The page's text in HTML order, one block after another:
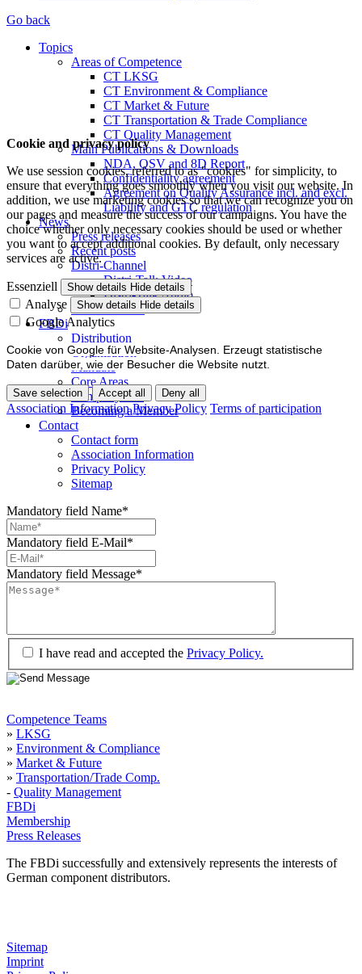
Go back
Topics
Areas of Competence
CT LKSG
CT Environment & Compliance
CT Market & Future
CT Transportation & Trade Compliance
CT Quality Management
Main Publications & Downloads
NDA, QSV and 8D Report
Confidentiality agreement
Agreement on Quality Assurance incl. and excl.
Liability and GTC regulation
News
Press releases
Recent posts
Distri-Channel
Distri-Talk Video
Distri-Talk Audio
Events / Dates
FBDi
Distribution
Organisation
Mandate
Core Areas
Company lists
Becoming a Member
Contact
Contact form
Association Information
Privacy Policy
Sitemap
Mandatory field Name*
Mandatory field E-Mail*
Mandatory field Message*
I have read and accepted the Privacy Policy.
Competence Teams
» LKSG
» Environment & Compliance
» Market & Future
» Transportation/Trade Comp.
- Quality Management
FBDi
Membership
Press Releases
The FBDi successfully and extensively represents the interests of
German component distributors.
Sitemap
Imprint
Cookie and privacy policy
We use session cookies, referred to as "cookies" for simplicity, to
ensure that everything goes smoothly when you visit our website. In
addition, we use marketing cookies so that we can recognize you on
our pages and measure the success of our campaigns. You have the
choice whether only necessary cookies should be used or whether
you want to accept additional cookies. By default, only necessary
services are active.
Essenziell Show details Hide details
Analyse Show details Hide details
Google Analytics
Cookie von Google für Website-Analysen. Erzeugt statistische
Daten darüber, wie der Besucher die Website nutzt.
Save selection Accept all Deny all
Association Information Privacy Policy Terms of participation